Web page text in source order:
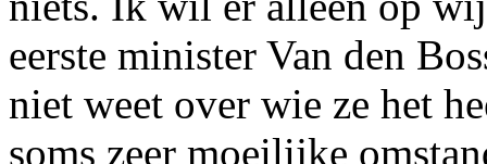
eerste minister Van den
niet weet over wie ze het
soms zeer moeilijke